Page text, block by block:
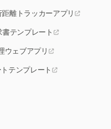
離トラッカーアプリ
テンプレート
ウェブアプリ
テンプレート